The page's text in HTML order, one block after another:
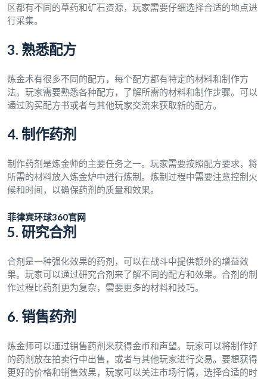
区都有不同的草药和矿石资源，玩家需要仔细选择合适的地点进
行采集。
3. 熟悉配方
炼金术有很多不同的配方，每个配方都有特定的材料和制作方
法。玩家需要熟悉各种配方，了解所需的材料和制作步骤。可以
通过购买配方书或者与其他玩家交流来获取新的配方。
4. 制作药剂
制作药剂是炼金师的主要任务之一。玩家需要按照配方要求，将
所需的材料放入炼金炉中进行炼制。炼制过程中需要注意控制火
候和时间，以确保药剂的质量和效果。
菲律宾环球360官网
5. 研究合剂
合剂是一种强化效果的药剂，可以在战斗中提供额外的增益效
果。玩家可以通过研究合剂来了解不同的配方和效果。合剂的制
作过程比药剂更为复杂，需要更多的材料和技巧。
6. 销售药剂
炼金师可以通过销售药剂来获得金币和声望。玩家可以将制作好
的药剂放在拍卖行中出售，或者与其他玩家进行交易。要想获得
更好的价格和销售效果，玩家可以关注市场行情，选择合适的时